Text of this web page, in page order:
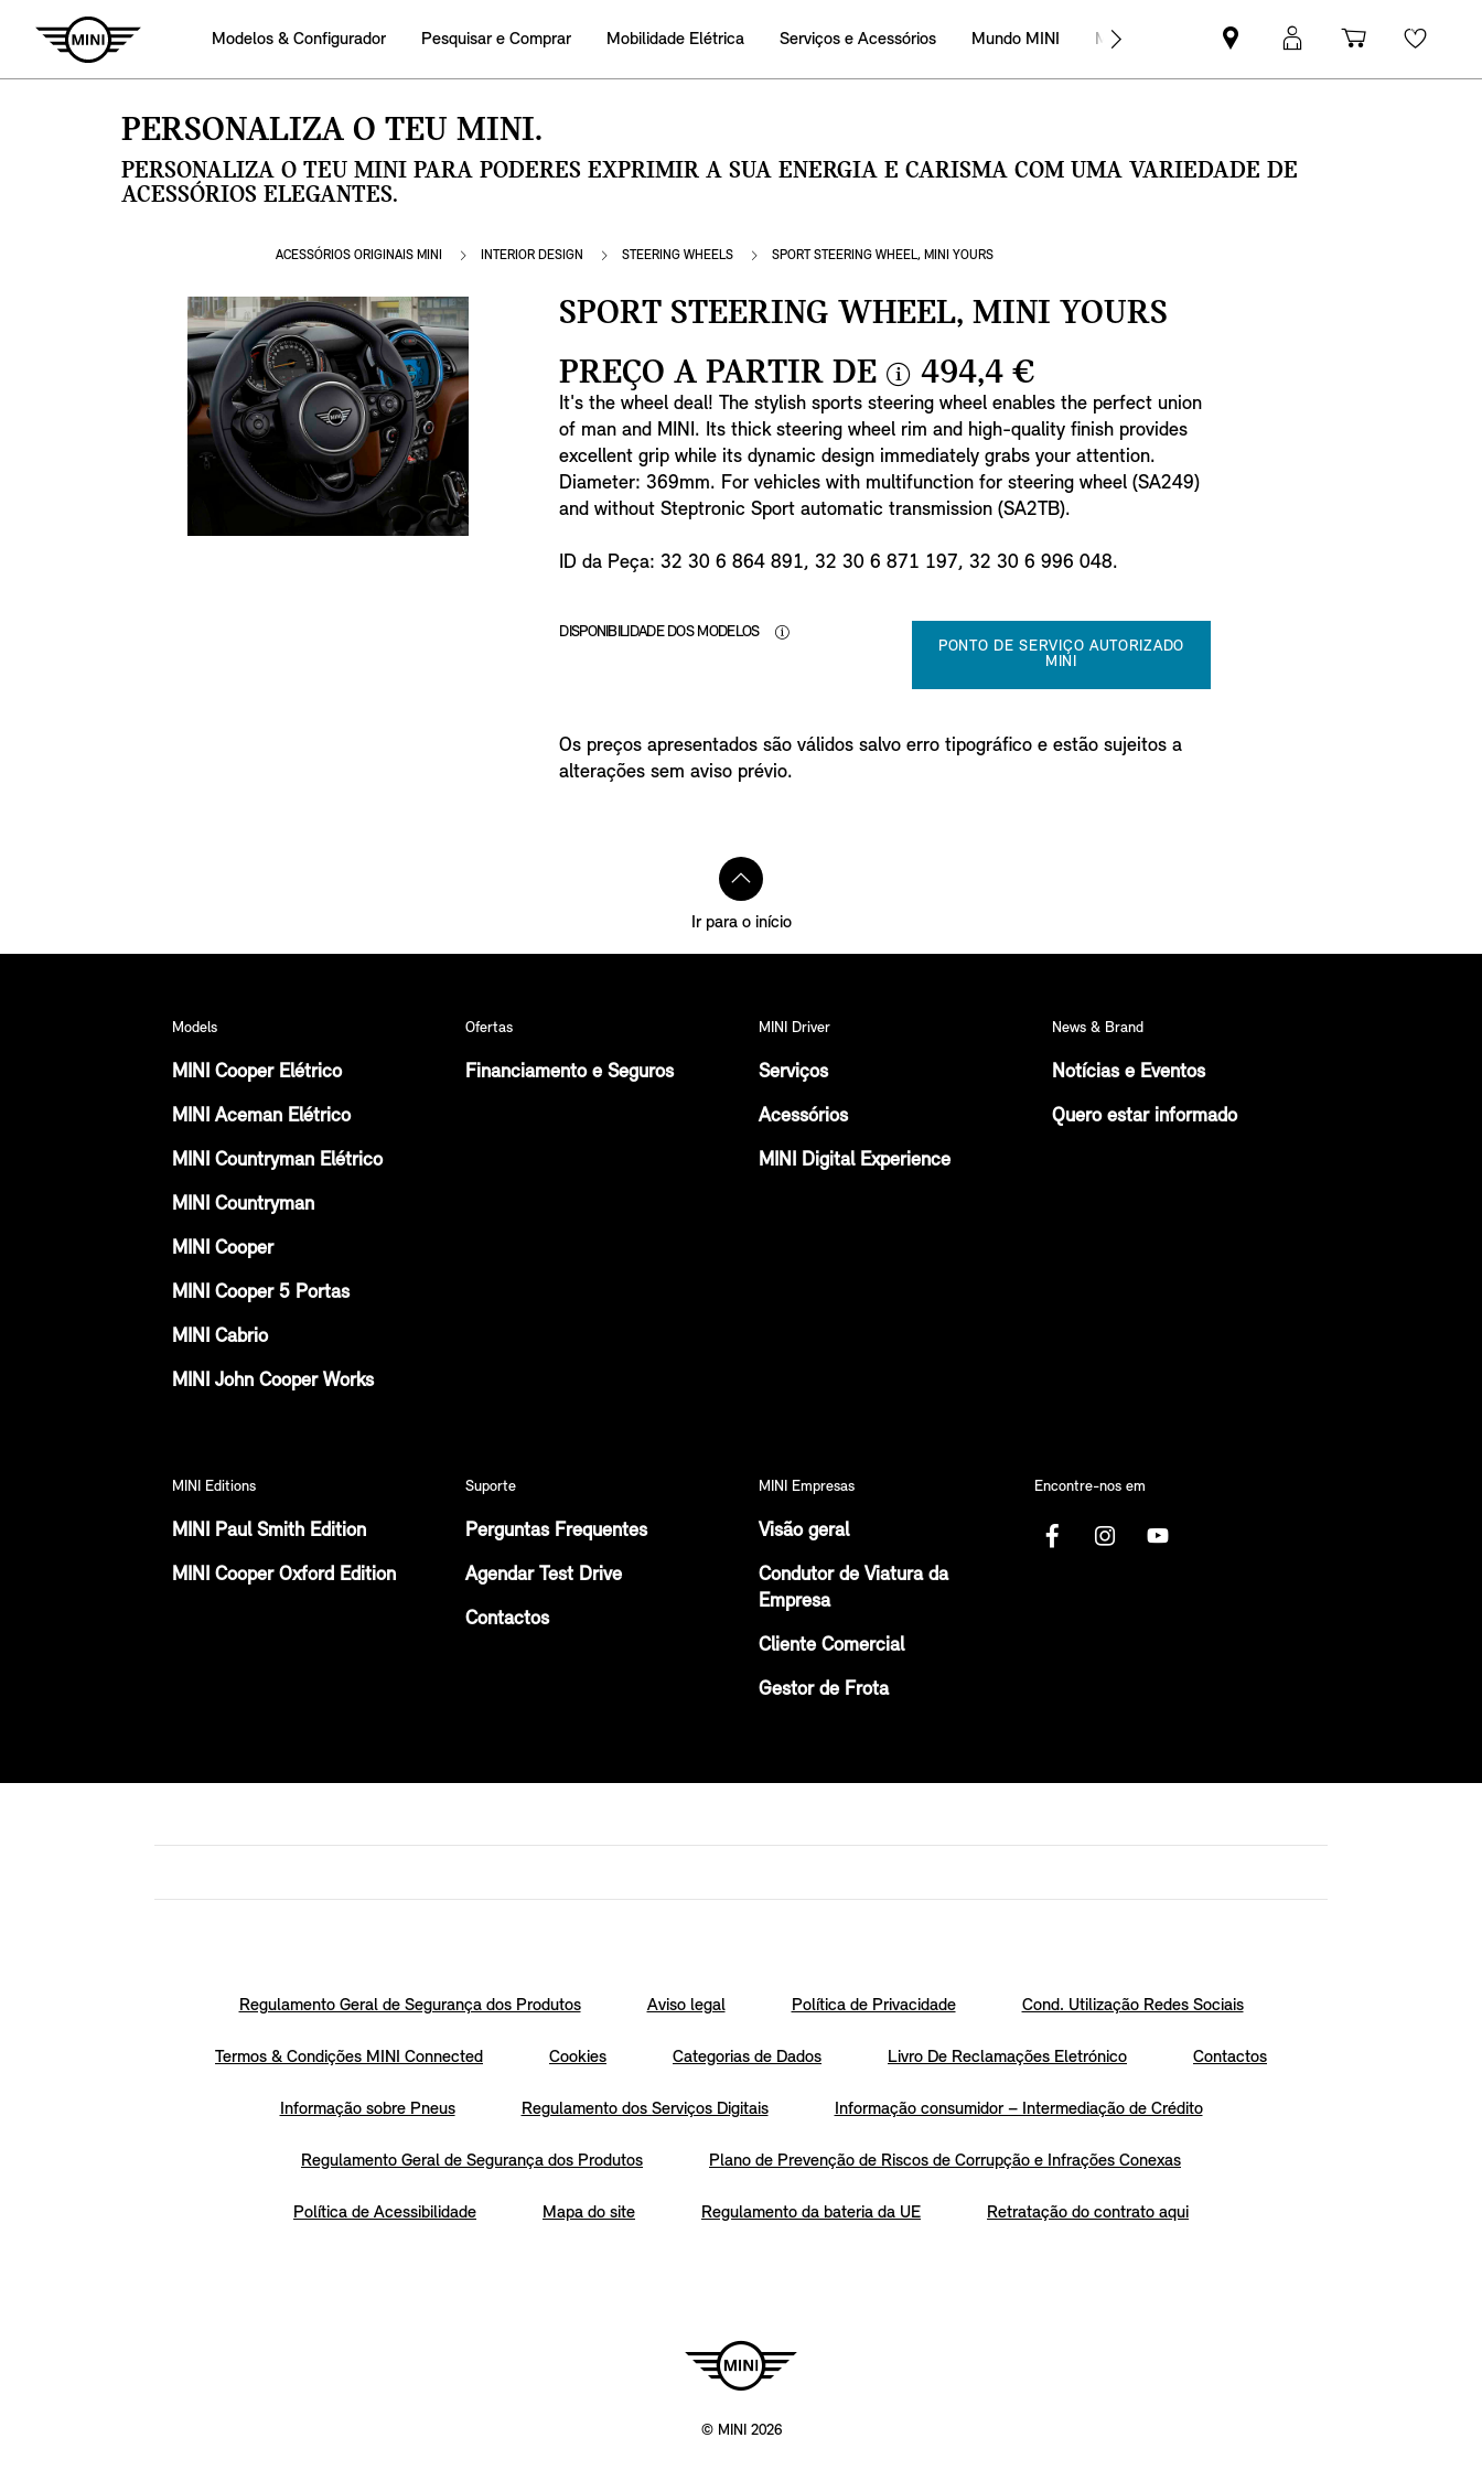
Modelos & Configurador Pesquisar e Comprar Mobilidade Elétrica Serviços e Acessórios Mundo MINI MINI Empresas
Pesquisar
parceiro
Iniciar
sessão
Carrinho
de
PERSONALIZA O TEU MINI.
PERSONALIZA O TEU MINI PARA PODERES EXPRIMIR A SUA ENERGIA E CARISMA COM UMA VARIEDADE DE
ACESSÓRIOS ELEGANTES.
ACESSÓRIOS ORIGINAIS MINI INTERIOR DESIGN STEERING WHEELS SPORT STEERING WHEEL, MINI YOURS
SPORT STEERING WHEEL, MINI YOURS
PREÇO A PARTIR DE
i
n
f
o
494,4 €
It's the wheel deal! The stylish sports steering wheel enables the perfect union
of man and MINI. Its thick steering wheel rim and high-quality finish provides
excellent grip while its dynamic design immediately grabs your attention.
Diameter: 369mm. For vehicles with multifunction for steering wheel (SA249)
and without Steptronic Sport automatic transmission (SA2TB).
ID da Peça: 32 30 6 864 891, 32 30 6 871 197, 32 30 6 996 048.
DISPONIBILIDADE DOS MODELOS
PONTO DE SERVIÇO AUTORIZADO
MINI
Os preços apresentados são válidos salvo erro tipográfico e estão sujeitos a
alterações sem aviso prévio.
Ir para o início
Models
MINI Cooper Elétrico
MINI Aceman Elétrico
MINI Countryman Elétrico
MINI Countryman
MINI Cooper
MINI Cooper 5 Portas
MINI Cabrio
MINI John Cooper Works
Ofertas
Financiamento e Seguros
MINI Driver
Serviços
Acessórios
MINI Digital Experience
News & Brand
Notícias e Eventos
Quero estar informado
MINI Editions
MINI Paul Smith Edition
MINI Cooper Oxford Edition
Suporte
Perguntas Frequentes
Agendar Test Drive
Contactos
MINI Empresas
Visão geral
Condutor de Viatura da
Empresa
Cliente Comercial
Gestor de Frota
Encontre-nos em
Regulamento Geral de Segurança dos Produtos Aviso legal Política de Privacidade Cond. Utilização Redes Sociais
Termos & Condições MINI Connected Cookies Categorias de Dados Livro De Reclamações Eletrónico Contactos
Informação sobre Pneus Regulamento dos Serviços Digitais Informação consumidor – Intermediação de Crédito
Regulamento Geral de Segurança dos Produtos Plano de Prevenção de Riscos de Corrupção e Infrações Conexas
Política de Acessibilidade Mapa do site Regulamento da bateria da UE Retratação do contrato aqui
© MINI 2026